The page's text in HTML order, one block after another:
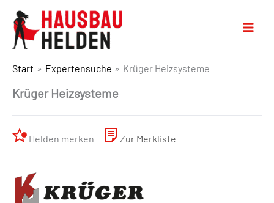
Start Expertensuche Krüger Heizsysteme
Krüger Heizsysteme
Helden merken Zur Merkliste